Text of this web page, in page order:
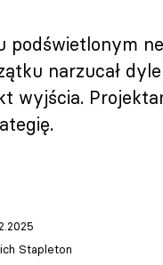
narzucał
wyjścia.
Stapleton